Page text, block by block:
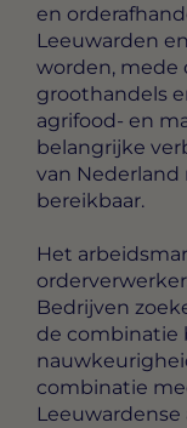
en
Leeuwarden
worden, mede
groothandels
agrifood- en
belangrijke
van
bereikbaar.
Het
Bedrijven
de combinatie
combinatie